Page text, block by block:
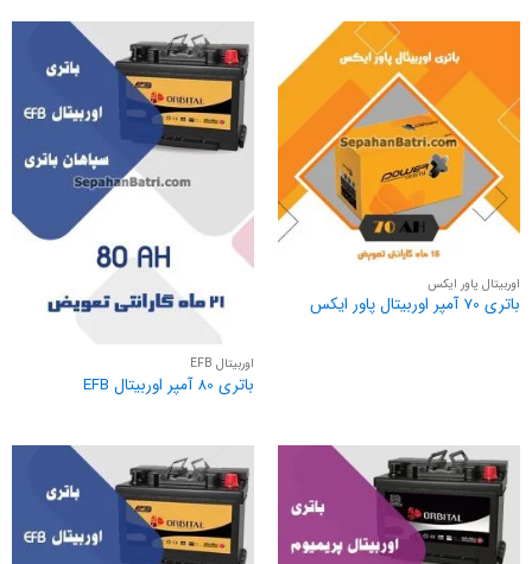
اوربیتال پاور ایکس
باتری 70 آمپر اوربیتال پاور ایکس
اوربیتال EFB
باتری 80 آمپر اوربیتال EFB